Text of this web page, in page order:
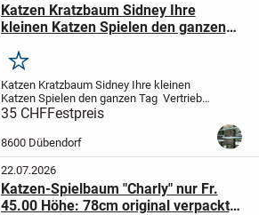
Katzen Kratzbaum Sidney Ihre
kleinen Katzen Spielen den ganzen
Merken
Katzen Kratzbaum Sidney Ihre kleinen
Katzen Spielen den ganzen Tag Vertrieb
bei: Auto Hifi Shop + Elektronik
8600 Dübendorf - ZH
Hunde Zubehör Wir senden auch per...
35 CHFFestpreis
8600 Dübendorf
22.07.2026
Katzen-Spielbaum "Charly" nur Fr.
45.00 Höhe: 78cm original verpackte